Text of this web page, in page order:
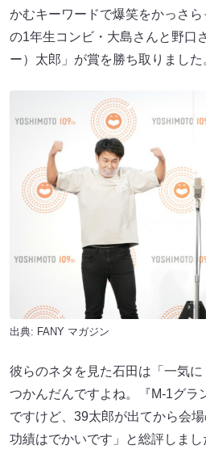
かむキーワードで爆笑をかっさ
の1年生コンビ・大島さんと野口
ー）太郎」が賞を勝ち取りました
出典: FANY マガジン
彼らのネタを見た石田は「一気
つかんだんですよね。『M-1グラ
ですけど、39太郎が出てから会
功績はでかいです」と総評しまし